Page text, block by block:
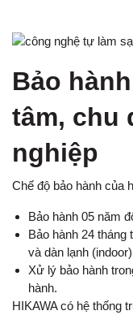
Bảo
tâm, chu
nghiệp
Chế độ bảo hành của
Bảo hành 05 năm
Bảo hành 24 tháng
và dàn lạnh
Xử lý bảo hành
hành.
HIKAWA có hệ thống